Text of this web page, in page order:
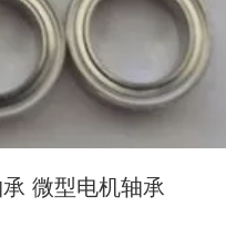
微型电机轴承